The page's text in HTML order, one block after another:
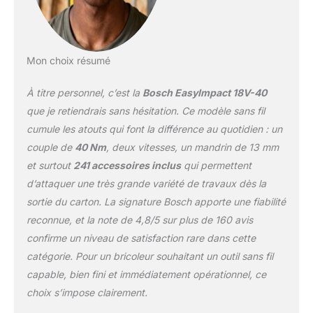
maçonnerie Fourni avec
:EasyImpact 18V-40, jeu
Box plus Lidbox)
Mon choix résumé
À titre personnel, c’est la Bosch EasyImpact 18V-40
que je retiendrais sans hésitation. Ce modèle sans fil
cumule les atouts qui font la différence au quotidien : un
couple de 40 Nm, deux vitesses, un mandrin de 13 mm
et surtout 241 accessoires inclusqui permettent
d’attaquer une très grande variété de travaux dès la
sortie du carton. La signature Bosch apporte une fiabilité
reconnue, et la note de 4,8/5sur plus de 160 avis
confirme un niveau de satisfaction rare dans cette
catégorie. Pour un bricoleur souhaitant un outil sans fil
capable, bien fini et immédiatement opérationnel, ce
choix s’impose clairement.